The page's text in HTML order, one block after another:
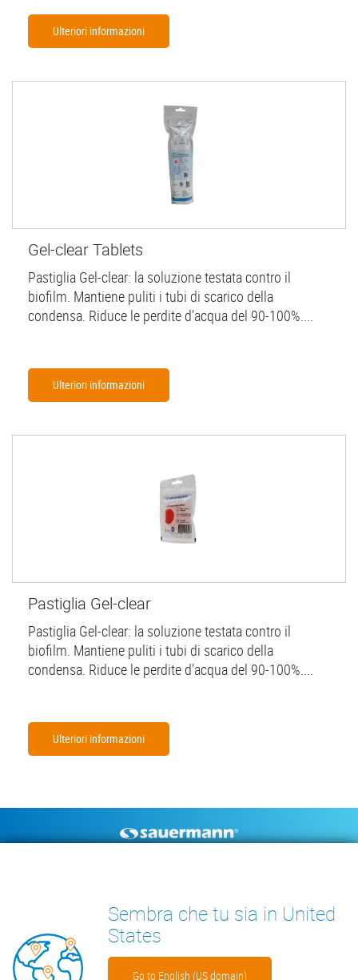
Ulteriori informazioni
Gel-clear Tablets
Pastiglia Gel-clear: la soluzione testata contro il
biofilm. Mantiene puliti i tubi di scarico della
condensa. Riduce le perdite d’acqua del 90-100%....
Ulteriori informazioni
Pastiglia Gel-clear
Pastiglia Gel-clear: la soluzione testata contro il
biofilm. Mantiene puliti i tubi di scarico della
condensa. Riduce le perdite d’acqua del 90-100%....
Ulteriori informazioni
DOCUMENTAZIONE TECNICA
CONTATTO
Sembra che tu sia in United
States
Go to English (US domain)